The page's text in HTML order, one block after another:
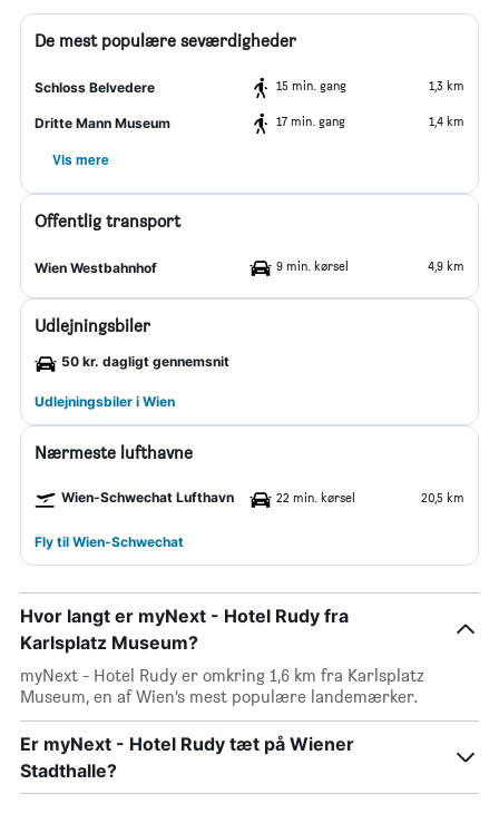
De mest populære seværdigheder
Schloss Belvedere 15 min. gang 1,3 km
Dritte Mann Museum 17 min. gang 1,4 km
Vis mere
Offentlig transport
Wien Westbahnhof 9 min. kørsel 4,9 km
Udlejningsbiler
50 kr. dagligt gennemsnit
Udlejningsbiler i Wien
Nærmeste lufthavne
Wien-Schwechat Lufthavn 22 min. kørsel 20,5 km
Fly til Wien-Schwechat
Hvor langt er myNext - Hotel Rudy fra
Karlsplatz Museum?
myNext - Hotel Rudy er omkring 1,6 km fra Karlsplatz
Museum, en af Wien’s mest populære landemærker.
Er myNext - Hotel Rudy tæt på Wiener
Stadthalle?